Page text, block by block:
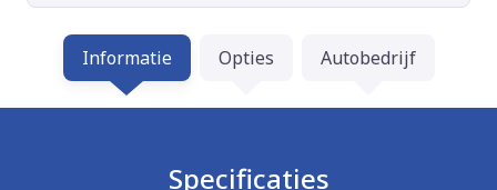
Informatie Opties Autobedrijf
Specificaties